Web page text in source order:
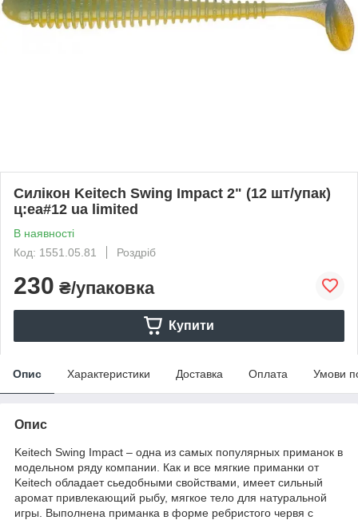
Силікон Keitech Swing Impact 2" (12 шт/упак)
ц:ea#12 ua limited
В наявності
Код: 1551.05.81
Роздріб
230 ₴/упаковка
Купити
Опис Характеристики Доставка Оплата Умови
Опис
Keitech Swing Impact – одна из самых популярных приманок в
модельном ряду компании. Как и все мягкие приманки от
Keitech обладает сьедобными свойствами, имеет сильный
аромат привлекающий рыбу, мягкое тело для натуральной
игры. Выполнена приманка в форме ребристого червя с